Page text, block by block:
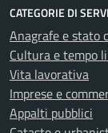
CATEGORIE DI
Anagrafe e stato
Cultura e tempo
Vita lavorativa
Imprese e
Appalti pubblici